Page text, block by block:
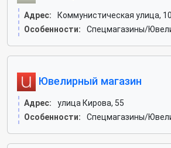
Адрес:
Коммунистическая улица, 10
Особенности:
Спецмагазины/
Ювелирный магазин
Адрес:
улица Кирова, 55
Особенности:
Спецмагазины/